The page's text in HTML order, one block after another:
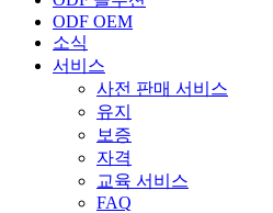
ODF OEM
소식
서비스
사전 판매 서비스
유지
보증
자격
교육 서비스
FAQ